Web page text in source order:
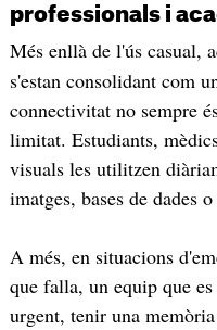
professionals i
Més enllà de l'ús casual,
s'estan consolidant com
connectivitat no sempre
limitat. Estudiants,
visuals les utilitzen
imatges, bases de dades
A més, en situacions
que falla, un equip que
urgent, tenir una memòria